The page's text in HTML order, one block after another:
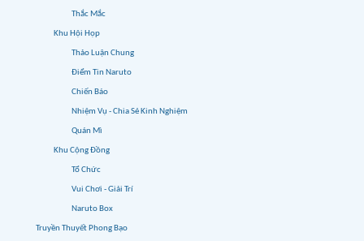
Thắc Mắc
Khu Hội Họp
Thảo Luận Chung
Điểm Tin Naruto
Chiến Báo
Nhiệm Vụ - Chia Sẻ Kinh Nghiệm
Quán Mì
Khu Cộng Đồng
Tổ Chức
Vui Chơi - Giải Trí
Naruto Box
Truyền Thuyết Phong Bạo